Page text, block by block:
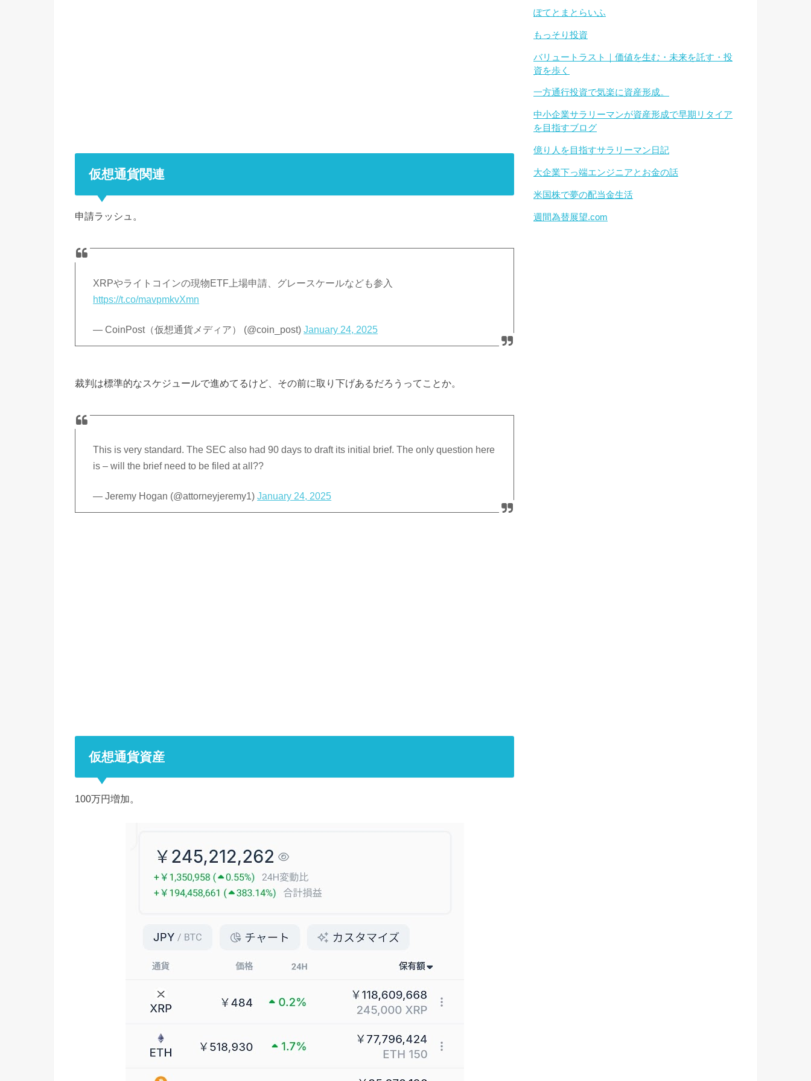
仮想通貨関連
申請ラッシュ。
XRPやライトコインの現物ETF上場申請、グレースケールなども参入
https://t.co/mavpmkvXmn
— CoinPost（仮想通貨メディア） (@coin_post)January 24, 2025
裁判は標準的なスケジュールで進めてるけど、その前に取り下げあるだろうってことか。
This is very standard. The SEC also had 90 days to draft its initial brief. The only question here
is – will the brief need to be filed at all??
— Jeremy Hogan (@attorneyjeremy1)January 24, 2025
仮想通貨資産
100万円増加。
ぽてとまとらいふ
もっそり投資
バリュートラスト｜価値を生む・未来を託す・投
資を歩く
一方通行投資で気楽に資産形成。
中小企業サラリーマンが資産形成で早期リタイア
を目指すブログ
億り人を目指すサラリーマン日記
大企業下っ端エンジニアとお金の話
米国株で夢の配当金生活
週間為替展望.com